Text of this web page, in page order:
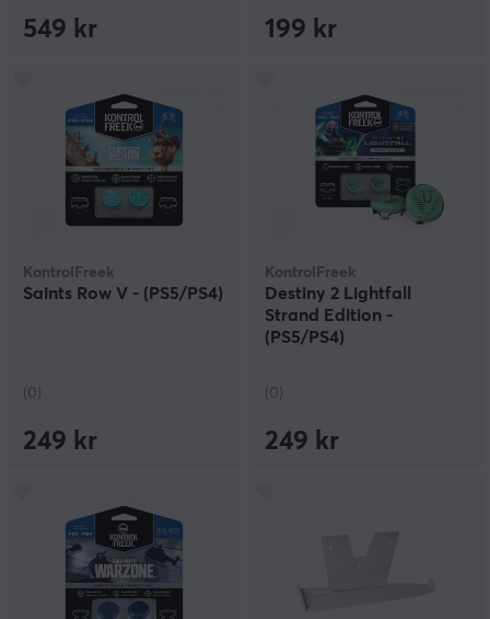
549 kr 199 kr
KontrolFreek
Saints Row V - (PS5/PS4)
(0)
249 kr
KontrolFreek
Destiny 2 Lightfall
Strand Edition -
(PS5/PS4)
(0)
249 kr